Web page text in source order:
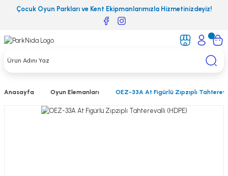
Çocuk Oyun Parkları ve Kent Ekipmanlarımızla Hizmetinizdeyiz!
Anasayfa Oyun Elemanları OEZ-33A At Figürlü Zıpzıplı